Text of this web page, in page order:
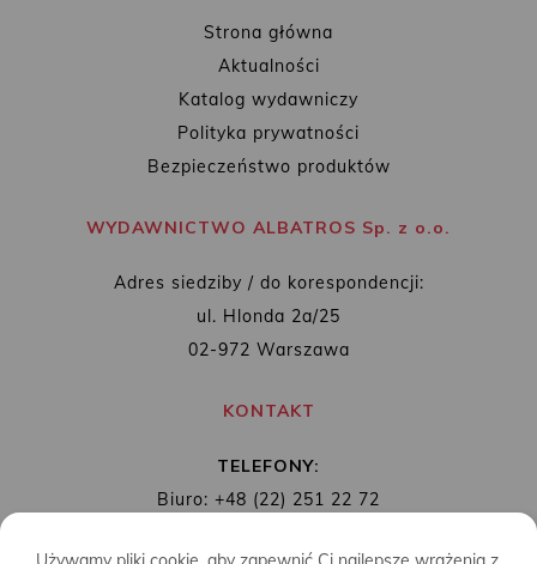
Strona główna
Aktualności
Katalog wydawniczy
Polityka prywatności
Bezpieczeństwo produktów
WYDAWNICTWO ALBATROS Sp. z o.o.
Adres siedziby / do korespondencji:
ul. Hlonda 2a/25
02-972 Warszawa
KONTAKT
TELEFONY:
Biuro: +48 (22) 251 22 72